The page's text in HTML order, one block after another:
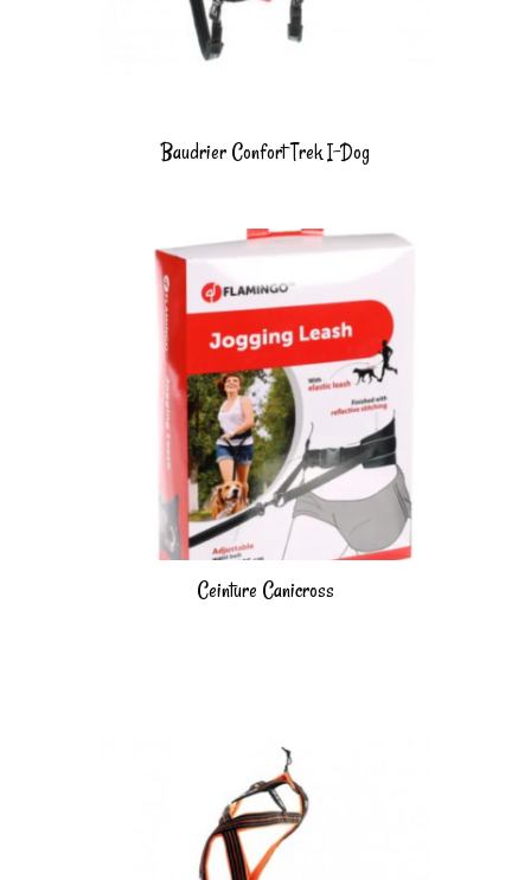
Baudrier Confort Trek I-Dog
Ceinture Canicross